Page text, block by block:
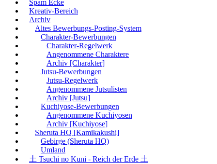
Spam Ecke
Kreativ-Bereich
Archiv
Altes Bewerbungs-Posting-System
Charakter-Bewerbungen
Charakter-Regelwerk
Angenommene Charaktere
Archiv [Charakter]
Jutsu-Bewerbungen
Jutsu-Regelwerk
Angenommene Jutsulisten
Archiv [Jutsu]
Kuchiyose-Bewerbungen
Angenommene Kuchiyosen
Archiv [Kuchiyose]
Sheruta HQ [Kamikakushi]
Gebirge (Sheruta HQ)
Umland
土 Tsuchi no Kuni - Reich der Erde 土